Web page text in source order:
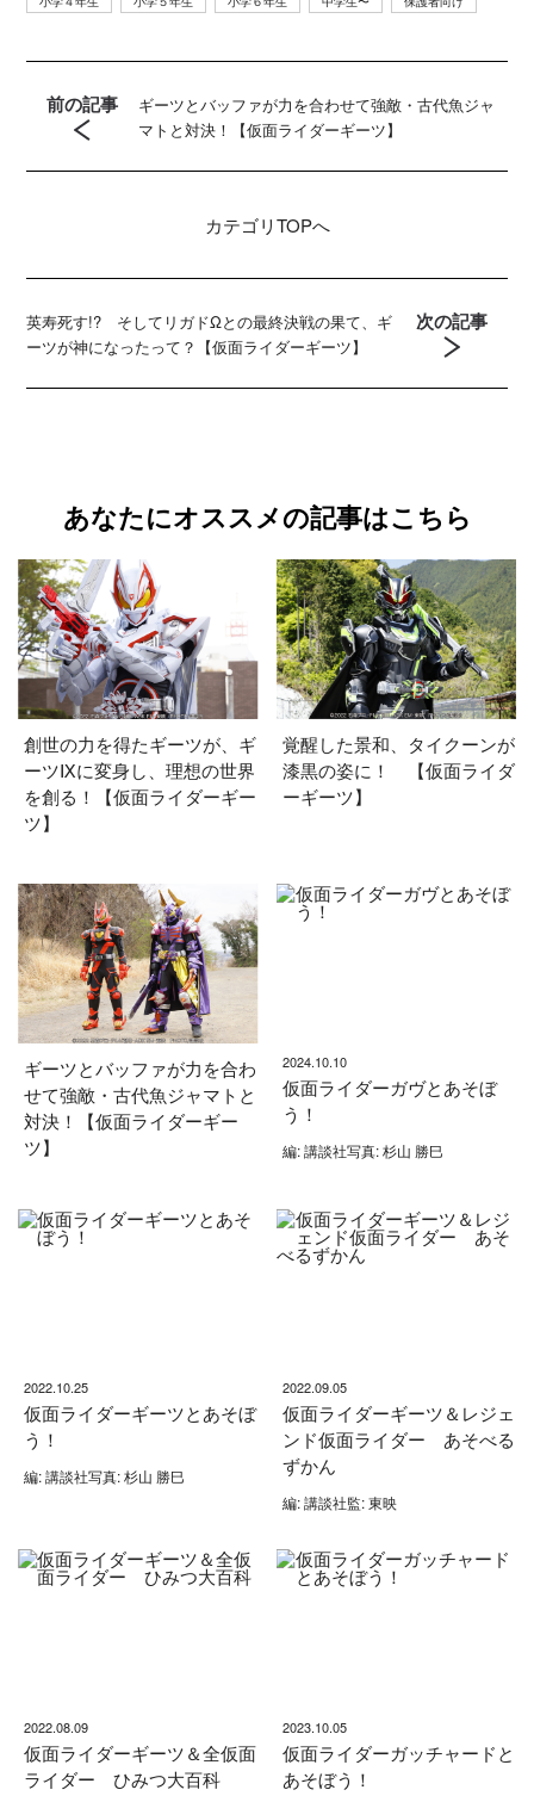
前の記事
ギーツとバッファが力を合わせて強敵・古代魚ジャ
マトと対決！【仮面ライダーギーツ】
カテゴリTOPへ
英寿死す!? そしてリガドΩとの最終決戦の果て、ギ
ーツが神になったって？【仮面ライダーギーツ】
次の記事
あなたにオススメの記事はこちら
創世の力を得たギーツが、ギ
ーツⅨに変身し、理想の世界
を創る！【仮面ライダーギー
ツ】
覚醒した景和、タイクーンが
漆黒の姿に！ 【仮面ライダ
ーギーツ】
ギーツとバッファが力を合わ
せて強敵・古代魚ジャマトと
対決！【仮面ライダーギー
ツ】
2024.10.10
仮面ライダーガヴとあそぼ
う！
編: 講談社写真: 杉山 勝巳
2022.10.25
仮面ライダーギーツとあそぼ
う！
編: 講談社写真: 杉山 勝巳
2022.09.05
仮面ライダーギーツ＆レジェ
ンド仮面ライダー あそべる
ずかん
編: 講談社監: 東映
2022.08.09
仮面ライダーギーツ＆全仮面
ライダー ひみつ大百科
2023.10.05
仮面ライダーガッチャードと
あそぼう！